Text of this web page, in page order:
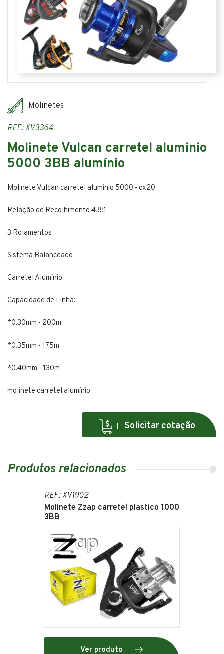
Molinetes
REF.: XV3364
Molinete Vulcan carretel aluminio
5000 3BB alumínio
Molinete Vulcan carretel aluminio 5000 - cx20
Relação de Recolhimento 4.8:1
3 Rolamentos
Sistema Balanceado
Carretel Alumínio
Capacidade de Linha:
*0.30mm - 200m
*0.35mm - 175m
*0.40mm - 130m
molinete carretel alumínio
Solicitar cotação
Produtos relacionados
REF.: XV1902
Molinete Zzap carretel plastico 1000
3BB
Ver produto